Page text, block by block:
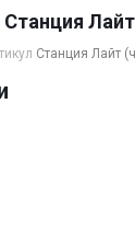
Станция Лайт